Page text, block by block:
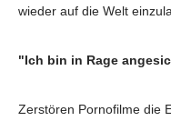
wieder auf die Welt
"Ich bin in Rage
Zerstören Pornofilme die